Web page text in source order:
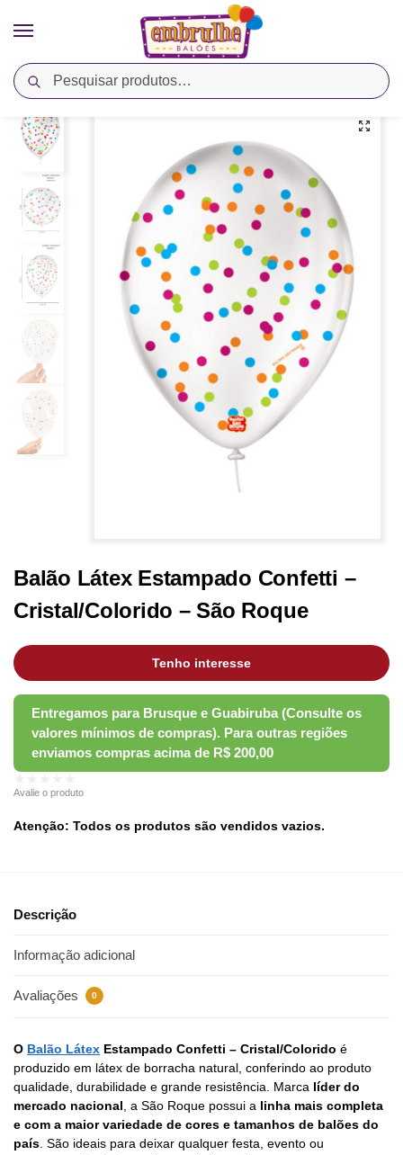
Pesquisar
Início Cores Transparente / Balão Látex Estampado Confetti – Cristal/Colorido – São Roque
Balão Látex Estampado Confetti –
Cristal/Colorido – São Roque
Tenho interesse
Avalie o produto
Atenção: Todos os produtos são vendidos vazios.
Descrição
Informação adicional
Avaliações 0
O Balão Látex Estampado Confetti – Cristal/Colorido é
produzido em látex de borracha natural, conferindo ao produto
qualidade, durabilidade e grande resistência. Marca líder do
mercado nacional , a São Roque possui a linha mais completa
e com a maior variedade de cores e tamanhos de balões do
país . São ideais para deixar qualquer festa, evento ou